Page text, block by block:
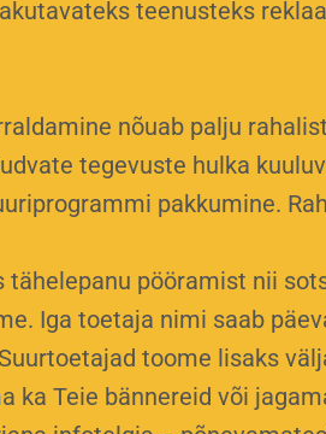
teenusteks
nõuab palju
tegevuste hulka
pakkumine.
pööramist nii
Iga toetaja nimi saab
toome lisaks
ka Teie bännereid või